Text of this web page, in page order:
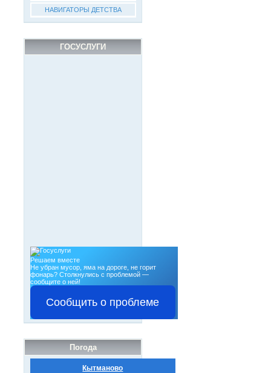
НАВИГАТОРЫ ДЕТСТВА
ГОСУСЛУГИ
Решаем вместе
Не убран мусор, яма на дороге, не горит
фонарь? Столкнулись с проблемой —
сообщите о ней!
Сообщить о проблеме
Погода
Кытманово